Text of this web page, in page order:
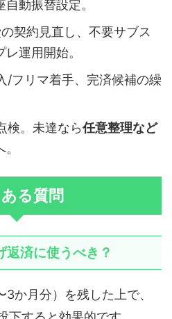
動振替設定。
契約見直し、不要サブス
運用開始。
/フリマ着手、完済候補の繰
検。未達なら任意整理など
。
る質問
返済に使うべき？
か月分）を残した上で、